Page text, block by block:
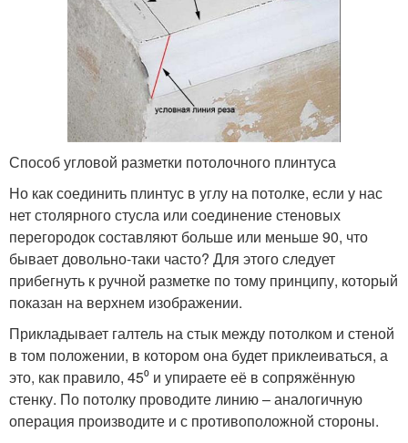
Способ угловой разметки потолочного плинтуса
Но как соединить плинтус в углу на потолке, если у нас
нет столярного стусла или соединение стеновых
перегородок составляют больше или меньше 90, что
бывает довольно-таки часто? Для этого следует
прибегнуть к ручной разметке по тому принципу, который
показан на верхнем изображении.
Прикладывает галтель на стык между потолком и стеной
в том положении, в котором она будет приклеиваться, а
это, как правило, 45⁰ и упираете её в сопряжённую
стенку. По потолку проводите линию – аналогичную
операция производите и с противоположной стороны.